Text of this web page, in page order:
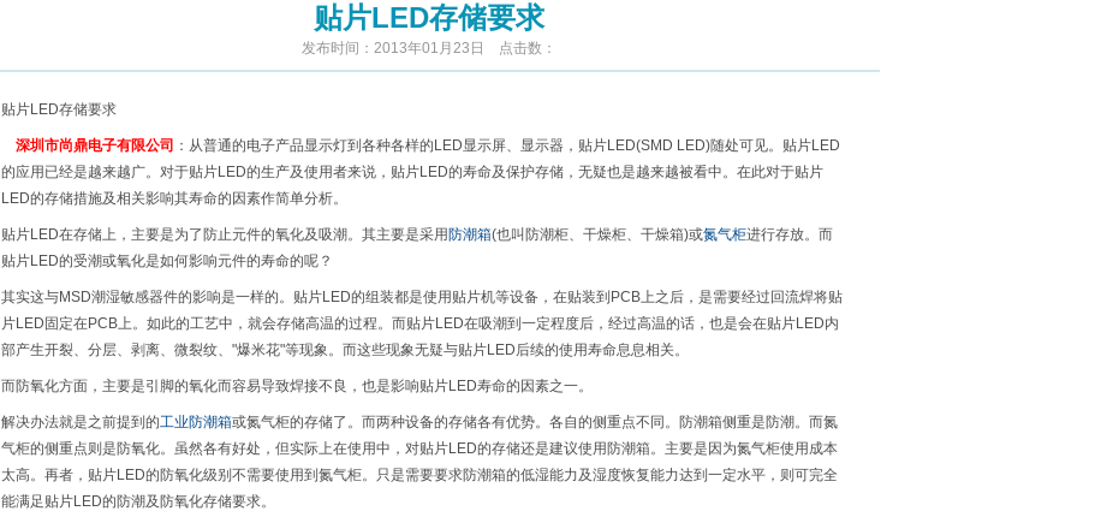
贴片LED存储要求
发布时间：2013年01月23日 点击数：
贴片LED存储要求
深圳市尚鼎电子有限公司 ：从普通的电子产品显示灯到各种各样的LED显示屏、显示器，贴片LED(SMD LED)随处可见。贴片LED
的应用已经是越来越广。对于贴片LED的生产及使用者来说，贴片LED的寿命及保护存储，无疑也是越来越被看中。在此对于贴片
LED的存储措施及相关影响其寿命的因素作简单分析。
贴片LED在存储上，主要是为了防止元件的氧化及吸潮。其主要是采用 防潮箱(也叫防潮柜、干燥柜、干燥箱)或氮气柜进行存放。而
贴片LED的受潮或氧化是如何影响元件的寿命的呢？
其实这与MSD潮湿敏感器件的影响是一样的。贴片LED的组装都是使用贴片机等设备，在贴装到PCB上之后，是需要经过回流焊将贴
片LED固定在PCB上。如此的工艺中，就会存储高温的过程。而贴片LED在吸潮到一定程度后，经过高温的话，也是会在贴片LED内
部产生开裂、分层、剥离、微裂纹、"爆米花"等现象。而这些现象无疑与贴片LED后续的使用寿命息息相关。
而防氧化方面，主要是引脚的氧化而容易导致焊接不良，也是影响贴片LED寿命的因素之一。
解决办法就是之前提到的工业防潮箱或氮气柜的存储了。而两种设备的存储各有优势。各自的侧重点不同。防潮箱侧重是防潮。而氮
气柜的侧重点则是防氧化。虽然各有好处，但实际上在使用中，对贴片LED的存储还是建议使用防潮箱。主要是因为氮气柜使用成本
太高。再者，贴片LED的防氧化级别不需要使用到氮气柜。只是需要要求防潮箱的低湿能力及湿度恢复能力达到一定水平，则可完全
能满足贴片LED的防潮及防氧化存储要求。